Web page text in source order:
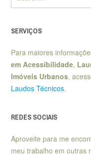
SERVIÇOS
Para maiores
em Acessibilidade,
Imóveis Urbanos,
Laudos Técnicos.
REDES SOCIAIS
Aproveite para me
meu trabalho em outras